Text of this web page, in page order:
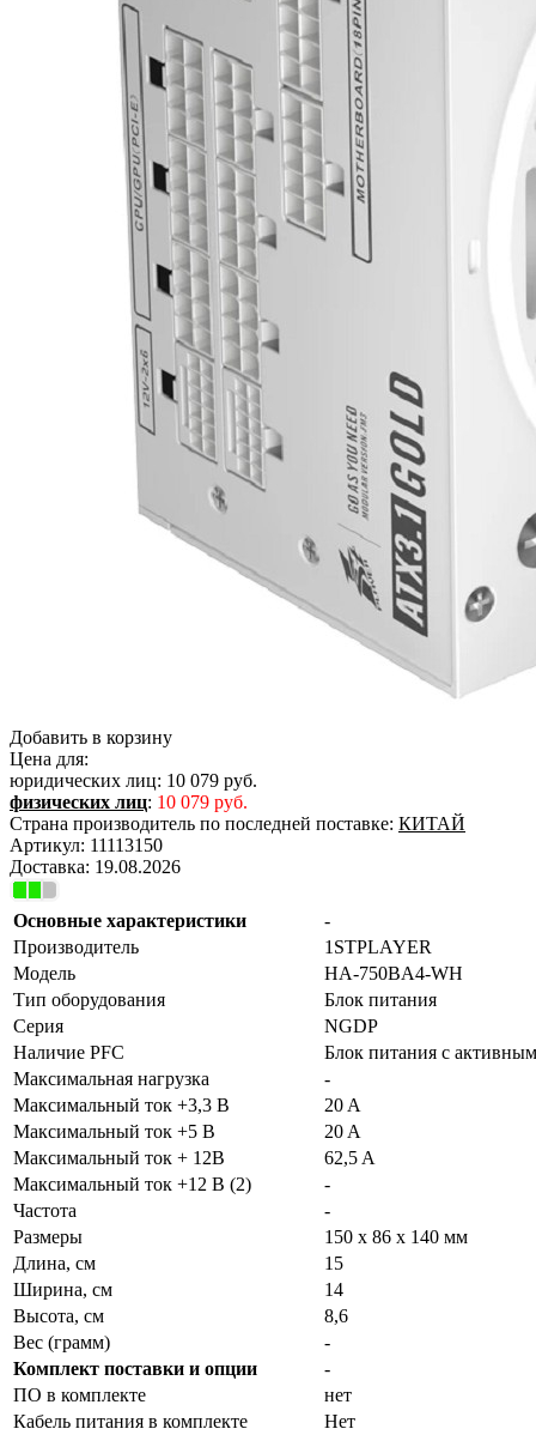
Добавить в корзину
Цена для:
юридических лиц: 10 079 руб.
физических лиц: 10 079 руб.
Страна производитель по последней поставке: КИТАЙ
Артикул: 11113150
Доставка: 19.08.2026
Основные характеристики
-
Производитель
1STPLAYER
Модель
HA-750BA4-WH
Тип оборудования
Блок питания
Серия
NGDP
Наличие PFC
Блок питания с
Максимальная нагрузка
-
Максимальный ток +3,3 В
20 A
Максимальный ток +5 В
20 A
Максимальный ток + 12В
62,5 A
Максимальный ток +12 В (2)
-
Частота
-
Размеры
150 х 86 х 140 мм
Длина, см
15
Ширина, см
14
Высота, см
8,6
Вес (грамм)
-
Комплект поставки и опции
-
ПО в комплекте
нет
Кабель питания в комплекте
Нет